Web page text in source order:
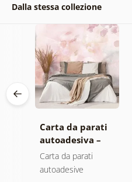
Dalla stessa collezione
Carta da parati
autoadesiva –
Foglie con
sfumatura
Carta da parati
autoadesive